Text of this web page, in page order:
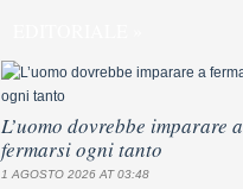
L’uomo dovrebbe imparare a
fermarsi ogni tanto
1 AGOSTO 2026 AT 03:48